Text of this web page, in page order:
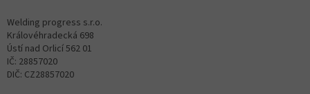
Welding progress s.r.o.
Královéhradecká 698
Ústí nad Orlicí 562 01
IČ: 28857020
DIČ: CZ28857020